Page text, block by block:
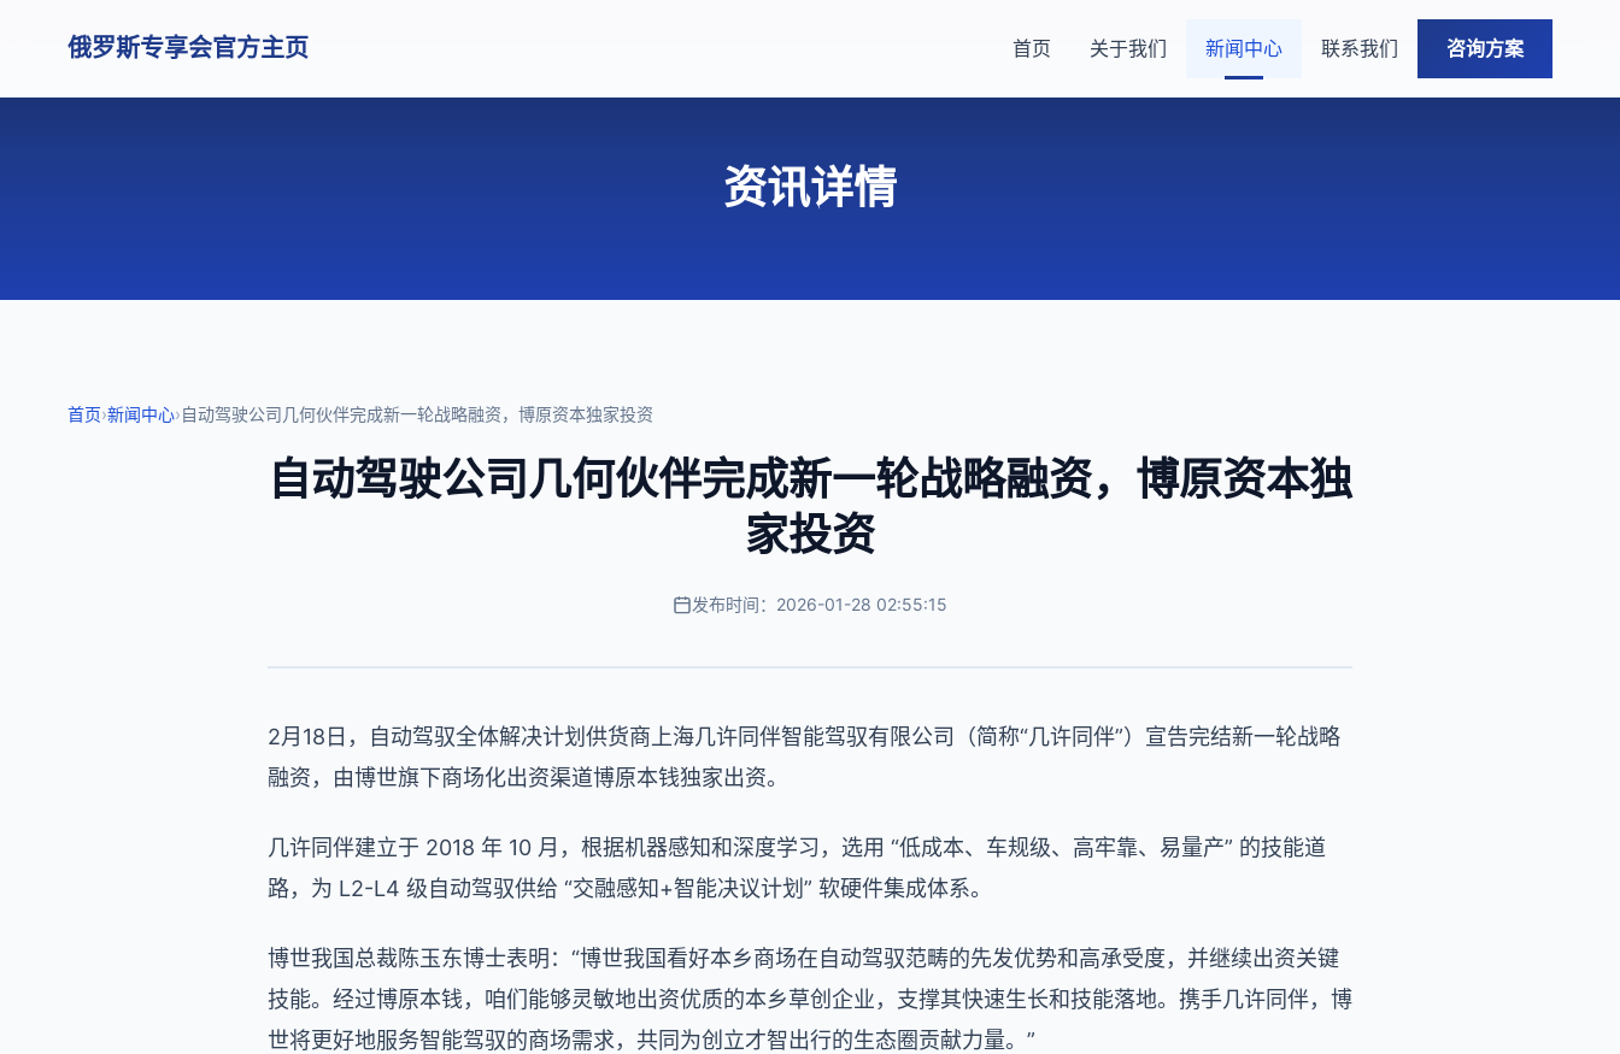
俄罗斯专享会官方主页 首页 关于我们 新闻中心 联系我们 咨询方案
资讯详情
首页›新闻中心›自动驾驶公司几何伙伴完成新一轮战略融资，博原资本独家投资
自动驾驶公司几何伙伴完成新一轮战略融资，博原资本独
家投资
发布时间：2026-01-28 02:55:15
2月18日，自动驾驭全体解决计划供货商上海几许同伴智能驾驭有限公司（简称“几许同伴”）宣告完结新一轮战略
融资，由博世旗下商场化出资渠道博原本钱独家出资。
几许同伴建立于 2018 年 10 月，根据机器感知和深度学习，选用 “低成本、车规级、高牢靠、易量产” 的技能道
路，为 L2-L4 级自动驾驭供给 “交融感知+智能决议计划” 软硬件集成体系。
博世我国总裁陈玉东博士表明：“博世我国看好本乡商场在自动驾驭范畴的先发优势和高承受度，并继续出资关键
技能。经过博原本钱，咱们能够灵敏地出资优质的本乡草创企业，支撑其快速生长和技能落地。携手几许同伴，博
世将更好地服务智能驾驭的商场需求，共同为创立才智出行的生态圈贡献力量。”